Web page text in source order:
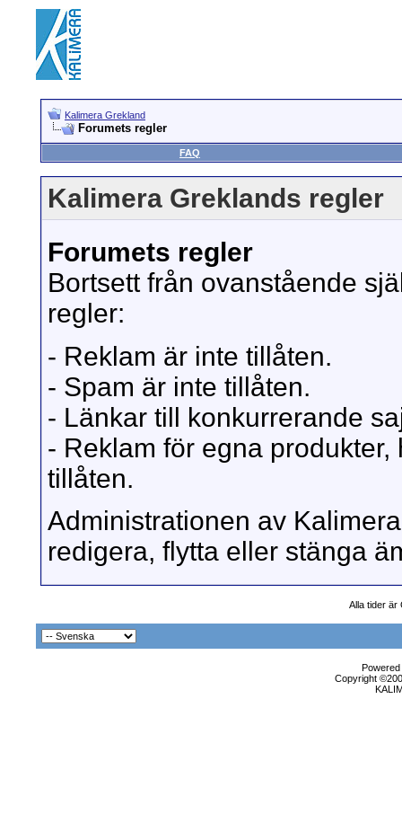
Kalimera Grekland
Forumets regler
FAQ
Kalimera Greklands regler
Forumets regler
Bortsett från ovanstående
regler:
- Reklam är inte tillåten.
- Spam är inte tillåten.
- Länkar till konkurrerande
- Reklam för egna
tillåten.
Administrationen av
redigera, flytta eller stänga
Alla tider är
Copyright